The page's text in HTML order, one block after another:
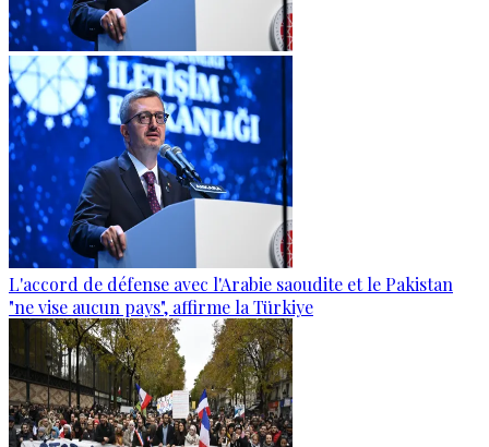
L'accord de défense avec l'Arabie saoudite et le Pakistan
"ne vise aucun pays", affirme la Türkiye